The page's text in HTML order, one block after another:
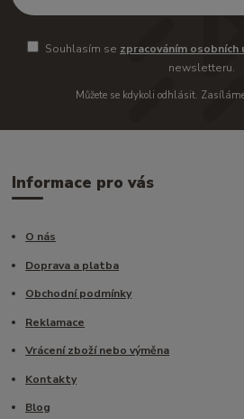
Souhlasím se zpracováním osobních
newsletteru.
Můžete se kdykoli odhlásit.
Informace pro vás
O nás
Doprava a platba
Obchodní podmínky
Reklamace
Vrácení zboží nebo výměna
Kontakty
Blog